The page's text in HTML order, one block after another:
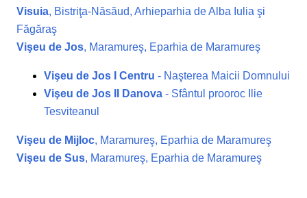
Visuia, Bistriţa-Năsăud, Arhieparhia de Alba Iulia şi
Făgăraş
Vişeu de Jos, Maramureş, Eparhia de Maramureş
Vişeu de Jos I Centru - Naşterea Maicii Domnului
Vişeu de Jos II Danova - Sfântul prooroc Ilie
Tesviteanul
Vişeu de Mijloc, Maramureş, Eparhia de Maramureş
Vişeu de Sus, Maramureş, Eparhia de Maramureş